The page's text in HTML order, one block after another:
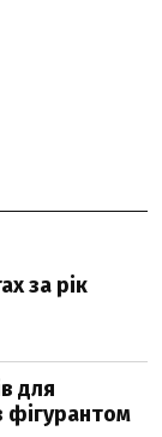
за рік
для
фігурантом